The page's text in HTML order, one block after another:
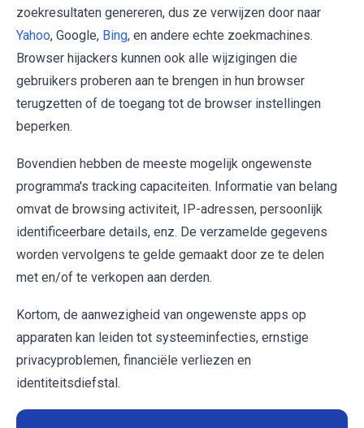
zoekresultaten genereren, dus ze verwijzen door naar
Yahoo, Google, Bing, en andere echte zoekmachines.
Browser hijackers kunnen ook alle wijzigingen die
gebruikers proberen aan te brengen in hun browser
terugzetten of de toegang tot de browser instellingen
beperken.
Bovendien hebben de meeste mogelijk ongewenste
programma's tracking capaciteiten. Informatie van belang
omvat de browsing activiteit, IP-adressen, persoonlijk
identificeerbare details, enz. De verzamelde gegevens
worden vervolgens te gelde gemaakt door ze te delen
met en/of te verkopen aan derden.
Kortom, de aanwezigheid van ongewenste apps op
apparaten kan leiden tot systeeminfecties, ernstige
privacyproblemen, financiële verliezen en
identiteitsdiefstal.